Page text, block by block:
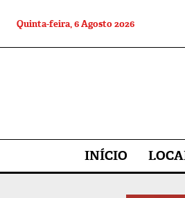
Quinta-feira, 6 Agosto 2026
INÍCIO